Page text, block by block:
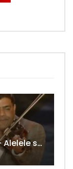
Iulia Mihai şi Taraf de Caliu – Alelele sălcioară (@#VedetaPopulară)